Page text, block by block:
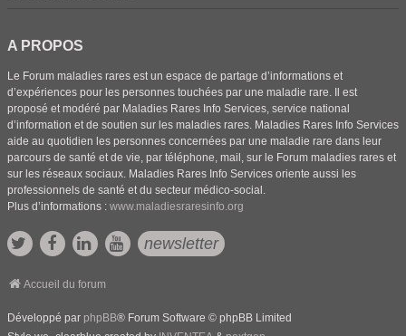
A PROPOS
Le Forum maladies rares est un espace de partage d’informations et
d’expériences pour les personnes touchées par une maladie rare. Il est
proposé et modéré par Maladies Rares Info Services, service national
d’information et de soutien sur les maladies rares. Maladies Rares Info Services
aide au quotidien les personnes concernées par une maladie rare dans leur
parcours de santé et de vie, par téléphone, mail, sur le Forum maladies rares et
sur les réseaux sociaux. Maladies Rares Info Services oriente aussi les
professionnels de santé et du secteur médico-social.
Plus d’informations : www.maladiesraresinfo.org
newsletter
Accueil du forum
Développé par phpBB® Forum Software © phpBB Limited